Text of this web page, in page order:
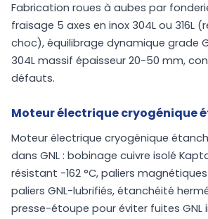
Fabrication roues à aubes par
fraisage 5 axes en inox 304L ou 316L
choc), équilibrage dynamique grade
304L massif épaisseur 20-50 mm,
défauts.
Moteur électrique cryogénique
Moteur électrique cryogénique
dans GNL : bobinage cuivre isolé
résistant -162 °C, paliers
paliers GNL-lubrifiés, étanchéité
presse-étoupe pour éviter fuites GNL